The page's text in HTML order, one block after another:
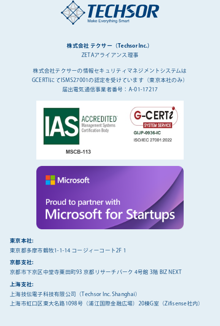
株式会社 テクサー（Techsor Inc.）
ZETAアライアンス理事
株式会社テクサーの情報セキュリティマネジメントシステムは
GCERTIにてISMS27001の認定を受けています（東京本社のみ）
届出電気通信事業者番号：A-01-17217
東京本社:
東京都多摩市鶴牧1-1-14 コージィーコート2F 1
京都支社:
京都市下京区中堂寺粟田町93 京都リサーチパーク 4号館 3階 BIZ NEXT
上海支社:
上海技伝電子科技有限公司（Techsor Inc. Shanghai）
上海市虹口区東大名路1098号（浦江国際金融広場）20棟G室（Zifisense社内）